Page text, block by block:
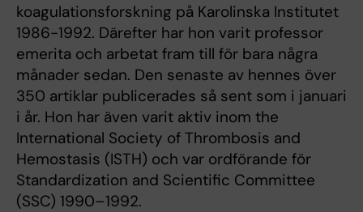
koagulationsforskning på Karolinska Institutet
1986-1992. Därefter har hon varit professor
emerita och arbetat fram till för bara några
månader sedan. Den senaste av hennes över
350 artiklar publicerades så sent som i januari
i år. Hon har även varit aktiv inom the
International Society of Thrombosis and
Hemostasis (ISTH) och var ordförande för
Standardization and Scientific Committee
(SSC) 1990–1992.